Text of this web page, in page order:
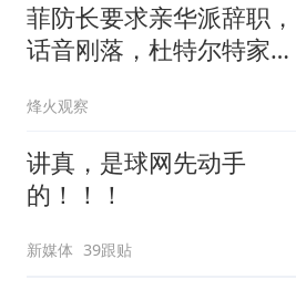
菲防长要求亲华派辞职，
话音刚落，杜特尔特家族
烽火观察
讲真，是球网先动手
的！！！
新媒体 39跟贴